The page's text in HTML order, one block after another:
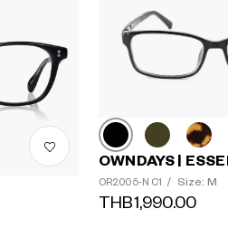
OWNDAYS |
OR2005-N C1 / Size: M
THB1,990.00